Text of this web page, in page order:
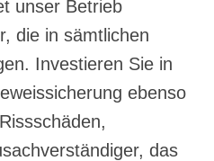
unser Betrieb
die in sämtlichen
Investieren Sie in
ebenso
das